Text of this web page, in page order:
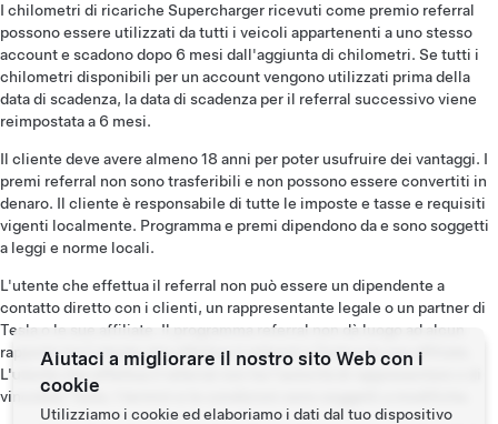
I chilometri di ricariche Supercharger ricevuti come premio referral
possono essere utilizzati da tutti i veicoli appartenenti a uno stesso
account e scadono dopo 6 mesi dall'aggiunta di chilometri. Se tutti i
chilometri disponibili per un account vengono utilizzati prima della
data di scadenza, la data di scadenza per il referral successivo viene
reimpostata a 6 mesi.
Il cliente deve avere almeno 18 anni per poter usufruire dei vantaggi. I
premi referral non sono trasferibili e non possono essere convertiti in
denaro. Il cliente è responsabile di tutte le imposte e tasse e requisiti
vigenti localmente. Programma e premi dipendono da e sono soggetti
a leggi e norme locali.
L'utente che effettua il referral non può essere un dipendente a
contatto diretto con i clienti, un rappresentante legale o un partner di
Tesla o le sue affiliate. Il programma referral non dà luogo ad alcun
rapporto tra l'utente che effettua il referral e Tesla o le sue affiliate.
L'utente che effettua il referral non ha l'autorità di rappresentare o di
vincolare Tesla. I termini e le condizioni sono soggetti a modifiche.
Aiutaci a migliorare il nostro sito Web con i
cookie
Utilizziamo i cookie ed elaboriamo i dati dal tuo dispositivo